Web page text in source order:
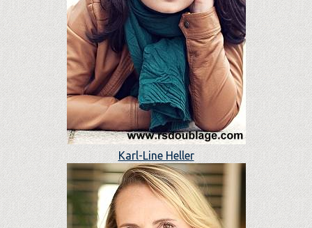
Karl-Line Heller